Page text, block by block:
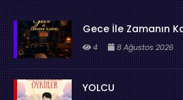
Gece İle Zamanın
4 8 Ağustos 2026
YOLCU